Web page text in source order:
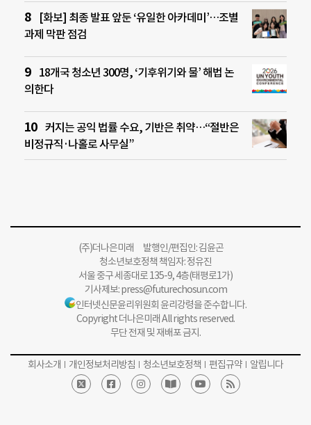
[화보] 최종 발표 앞둔 ‘유일한 아카데미’…조별
과제 막판 점검
18개국 청소년 300명, ‘기후위기와 물’ 해법 논
의한다
커지는 공익 법률 수요, 기반은 취약…“절반은
비정규직·나홀로 사무실”
(주)더나은미래 발행인/편집인: 김윤곤
청소년보호정책 책임자: 정유진
서울 중구 세종대로 135-9, 4층(태평로1가)
기사제보:press@futurechosun.com
인터넷신문윤리위원회 윤리강령을 준수합니다.
Copyright 더나은미래 All rights reserved.
무단 전재 및 재배포 금지.
회사소개 개인정보처리방침 청소년보호정책 편집규약 알립니다